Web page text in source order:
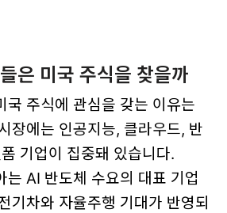
은 미국 주식을 찾을까
국 주식에 관심을 갖는 이유는
장에는 인공지능, 클라우드, 반
기업이 집중돼 있습니다.
는 AI 반도체 수요의 대표 기업
기차와 자율주행 기대가 반영되